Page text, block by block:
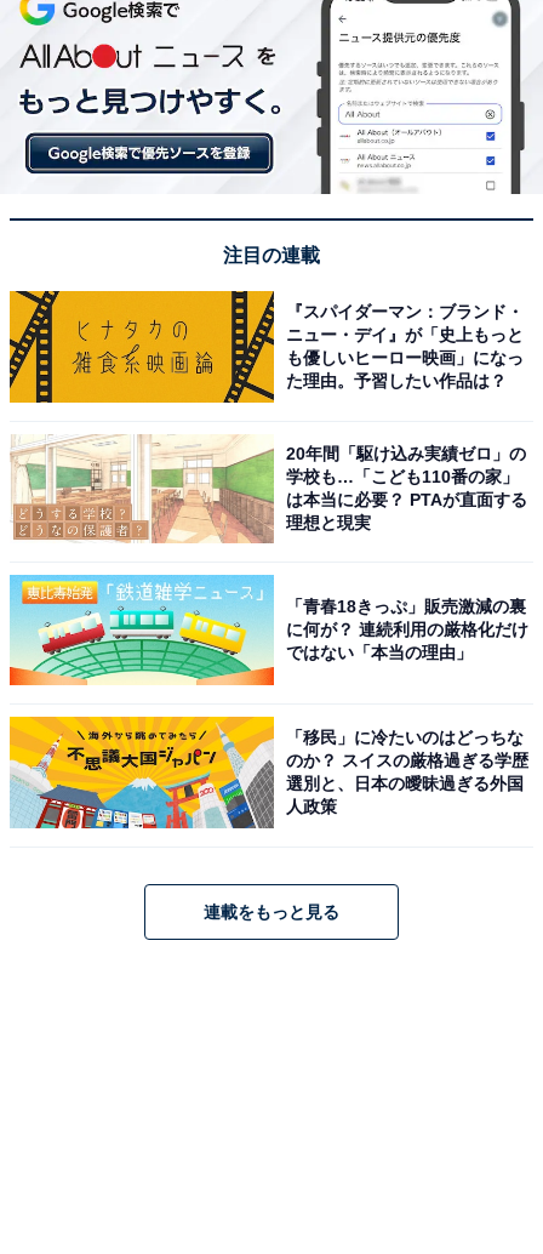
注目の連載
『スパイダーマン：ブランド・
ニュー・デイ』が「史上もっと
も優しいヒーロー映画」になっ
た理由。予習したい作品は？
20年間「駆け込み実績ゼロ」の
学校も…「こども110番の家」
は本当に必要？ PTAが直面する
理想と現実
「青春18きっぷ」販売激減の裏
に何が？ 連続利用の厳格化だけ
ではない「本当の理由」
「移民」に冷たいのはどっちな
のか？ スイスの厳格過ぎる学歴
選別と、日本の曖昧過ぎる外国
人政策
連載をもっと見る